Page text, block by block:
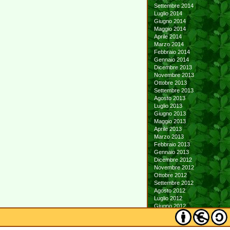
Settembre 2014
Luglio 2014
Giugno 2014
Maggio 2014
Aprile 2014
Marzo 2014
Febbraio 2014
Gennaio 2014
Dicembre 2013
Novembre 2013
Ottobre 2013
Settembre 2013
Agosto 2013
Luglio 2013
Giugno 2013
Maggio 2013
Aprile 2013
Marzo 2013
Febbraio 2013
Gennaio 2013
Dicembre 2012
Novembre 2012
Ottobre 2012
Settembre 2012
Agosto 2012
Luglio 2012
Giugno 2012
Maggio 2012
Aprile 2012